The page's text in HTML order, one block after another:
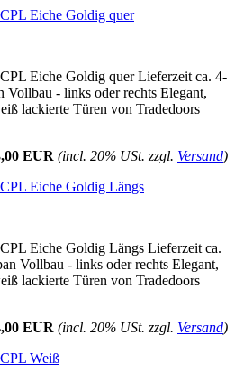
Eiche Goldig quer
Eiche Goldig quer Lieferzeit ca. 4-
Vollbau - links oder rechts Elegant,
lackierte Türen von Tradedoors
EUR (incl. 20% USt. zzgl. Versand)
Eiche Goldig Längs
Eiche Goldig Längs Lieferzeit ca.
Vollbau - links oder rechts Elegant,
lackierte Türen von Tradedoors
EUR (incl. 20% USt. zzgl. Versand)
Weiß